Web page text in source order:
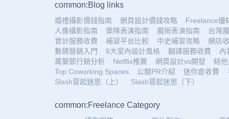
common:Blog links
婚禮攝影價錢指南 網頁設計價錢攻略
Freelance優
人像攝影指南
樂隊表演指南 魔術表演指南
台灣
會計服務收費
補習平台比較 中史補習攻略
網店
數碼營銷入門
6大室內設計風格 翻譯服務收費
內
萬聖節行銷分析
Netflix推薦 網頁設計vs開發
結
Top Coworking Spaces
公關PR介紹 迷你倉收費
Slash冒起迷思（上）
Slash冒起迷思（下）
common:Freelance Category